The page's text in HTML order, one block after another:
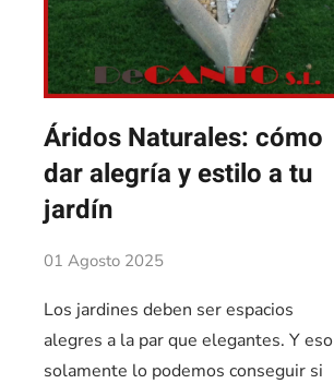
Áridos Naturales: cómo
dar alegría y estilo a tu
jardín
01 Agosto 2025
Los jardines deben ser espacios
alegres a la par que elegantes. Y eso
solamente lo podemos conseguir si